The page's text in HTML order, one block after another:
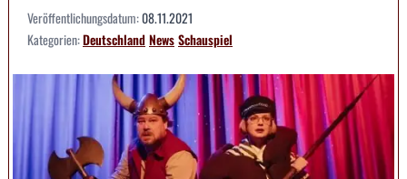
Veröffentlichungsdatum:08.11.2021
Kategorien:DeutschlandNewsSchauspiel